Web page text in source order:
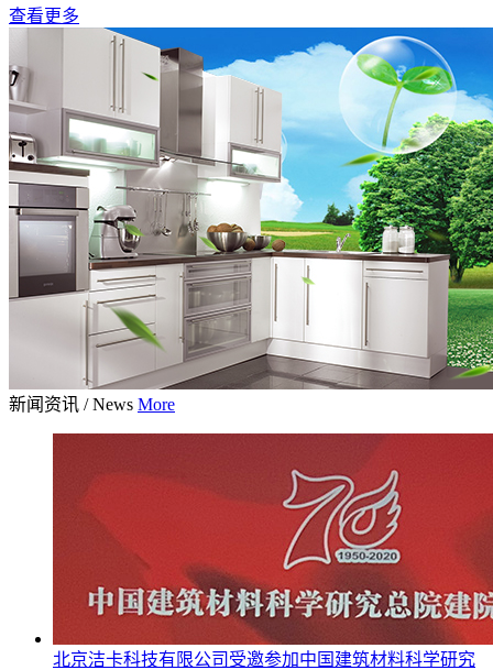
查看更多
新闻资讯 / News More
北京洁卡科技有限公司受邀参加中国建筑材料科学研究